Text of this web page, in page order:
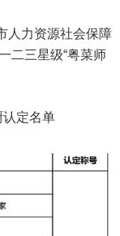
人力资源社会保障
二三星级“粤菜师
认定名单